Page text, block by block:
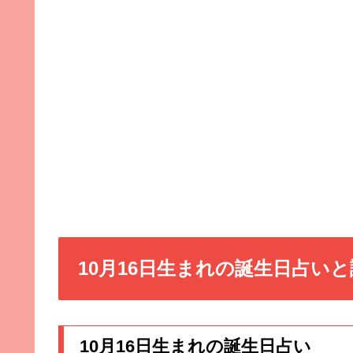
10月16日生まれの誕生日占い
10月16日生まれの誕生日占い